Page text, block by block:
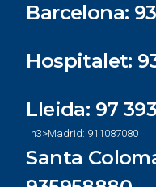
Barcelona:
Hospitalet:
Lleida: 97
h3>Madrid: 911087080
Santa